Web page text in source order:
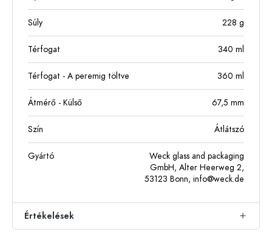
Súly 228 g
Térfogat 340 ml
Térfogat - A peremig töltve 360 ml
Átmérő - Külső 67,5 mm
Szín Átlátszó
Gyártó
Weck glass and packaging
GmbH, Alter Heerweg 2,
53123 Bonn, info@weck.de
Értékelések